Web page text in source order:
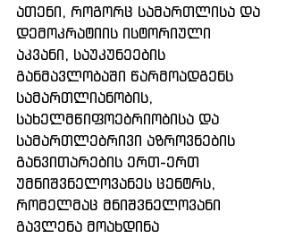
ათენი, როგორც სამართლისა და
დემოკრატიის ისტორიული
აკვანი, საუკუნეების
განმავლობაში წარმოადგენს
სამართლიანობის,
სახელმწიფოებრიობისა და
სამართლებრივი აზროვნების
განვითარების ერთ-ერთ
უმნიშვნელოვანეს ცენტრს,
რომელმაც მნიშვნელოვანი
გავლენა მოახდინა